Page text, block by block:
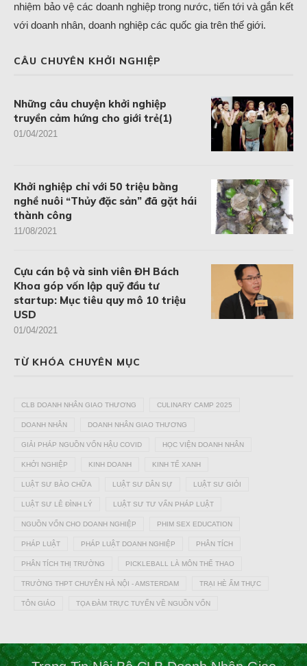
nhiệm bảo vệ các doanh nghiệp trong nước, tiến tới và gắn kết
với doanh nhân, doanh nghiệp các quốc gia trên thế giới.
CÂU CHUYÊN KHỞI NGHIỆP
Những câu chuyện khởi nghiệp
truyền cảm hứng cho giới trẻ(1)
01/04/2021
Khởi nghiệp chỉ với 50 triệu bằng
nghề nuôi “Thủy đặc sản” đã gặt hái
thành công
11/08/2021
Cựu cán bộ và sinh viên ĐH Bách
Khoa góp vốn lập quỹ đầu tư
startup: Mục tiêu quy mô 10 triệu
USD
01/04/2021
TỪ KHÓA CHUYÊN MỤC
CLB DOANH NHÂN GIAO THƯƠNG CULINARY CAMP 2025
DOANH NHÂN DOANH NHÂN GIAO THƯƠNG
GIẢI PHÁP NGUỒN VỐN HẬU COVID HỌC VIỆN DOANH NHÂN
KHỞI NGHIỆP KINH DOANH KINH TẾ XANH
LUẬT SƯ BÀO CHỮA LUẬT SƯ DÂN SỰ LUẬT SƯ GIỎI
LUẬT SƯ LÊ ĐÌNH LÝ LUẬT SƯ TƯ VẤN PHÁP LUẬT
NGUỒN VỐN CHO DOANH NGHIỆP PHIM SEX EDUCATION
PHÁP LUẬT PHÁP LUẬT DOANH NGHIỆP PHÂN TÍCH
PHÂN TÍCH THỊ TRƯỜNG PICKLEBALL LÀ MÔN THỂ THAO
TRƯỜNG THPT CHUYÊN HÀ NỘI - AMSTERDAM TRẠI HÈ ẨM THỰC
TÔN GIÁO TỌA ĐÀM TRỰC TUYẾN VỀ NGUỒN VỐN